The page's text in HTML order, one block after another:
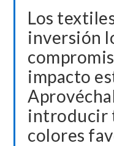
Los
inversión
impacto
introducir
colores